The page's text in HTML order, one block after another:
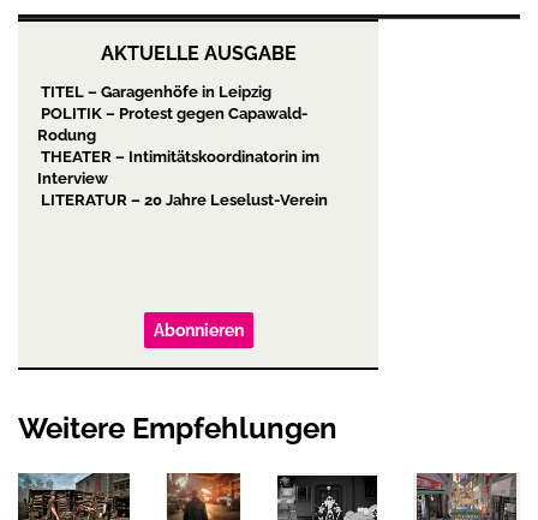
AKTUELLE AUSGABE
TITEL – Garagenhöfe in Leipzig
POLITIK – Protest gegen Capawald-
Rodung
THEATER – Intimitätskoordinatorin im
Interview
LITERATUR – 20 Jahre Leselust-Verein
Abonnieren
Weitere Empfehlungen